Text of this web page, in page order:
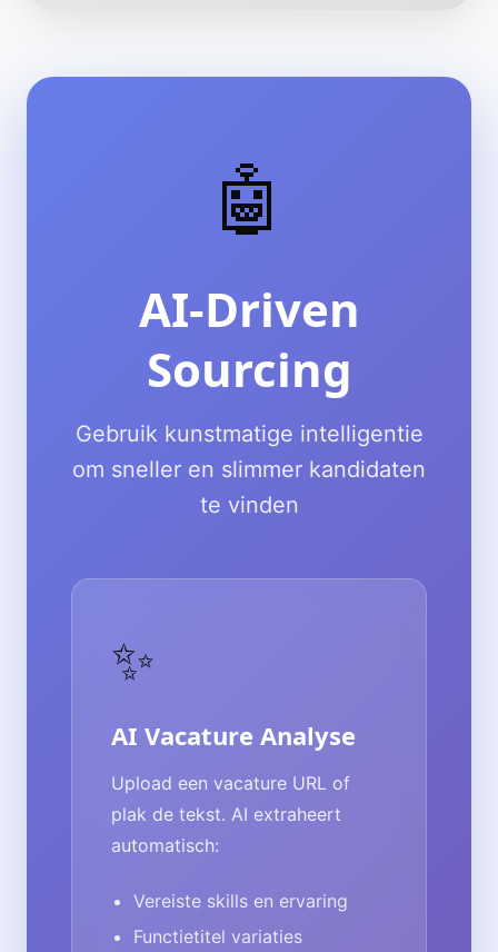
🤖
AI-Driven
Sourcing
Gebruik kunstmatige intelligentie
om sneller en slimmer kandidaten
te vinden
✨
AI Vacature Analyse
Upload een vacature URL of
plak de tekst. AI extraheert
automatisch:
Vereiste skills en ervaring
Functietitel variaties